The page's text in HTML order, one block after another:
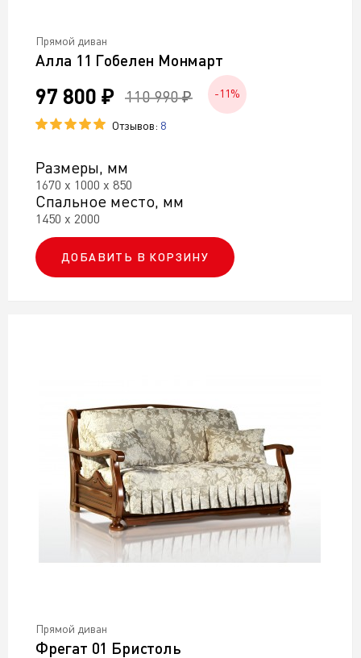
Прямой диван
Алла 11 Гобелен Монмарт
97 800 ₽ 110 990 ₽ -11%
Отзывов: 8
Размеры, мм
1670 х 1000 х 850
Спальное место, мм
1450 х 2000
ДОБАВИТЬ В КОРЗИНУ
Прямой диван
Фрегат 01 Бристоль